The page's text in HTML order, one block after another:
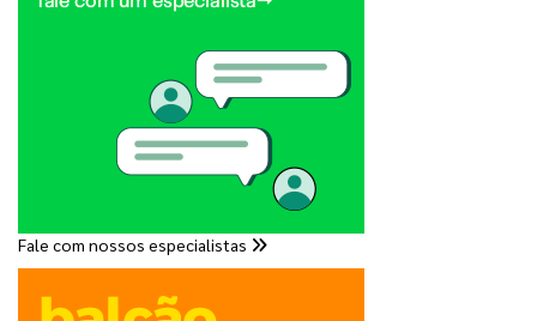
Fale com nossos especialistas